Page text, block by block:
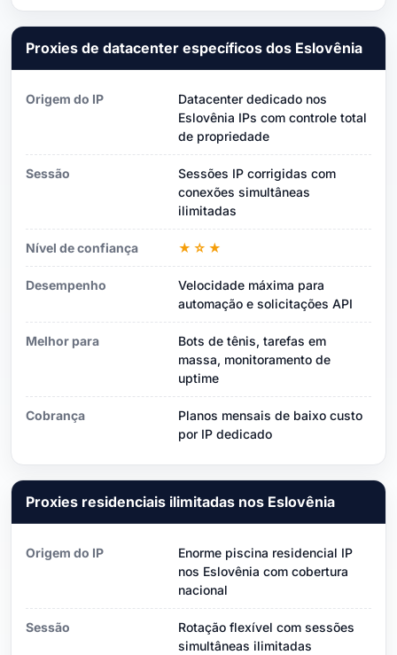
Proxies de datacenter específicos dos Eslovênia
Origem do IP
Datacenter dedicado nos
Eslovênia IPs com controle total
de propriedade
Sessão
Sessões IP corrigidas com
conexões simultâneas
ilimitadas
Nível de confiança ★☆★
Desempenho
Velocidade máxima para
automação e solicitações API
Melhor para
Bots de tênis, tarefas em
massa, monitoramento de
uptime
Cobrança
Planos mensais de baixo custo
por IP dedicado
Proxies residenciais ilimitadas nos Eslovênia
Origem do IP
Enorme piscina residencial IP
nos Eslovênia com cobertura
nacional
Sessão
Rotação flexível com sessões
simultâneas ilimitadas